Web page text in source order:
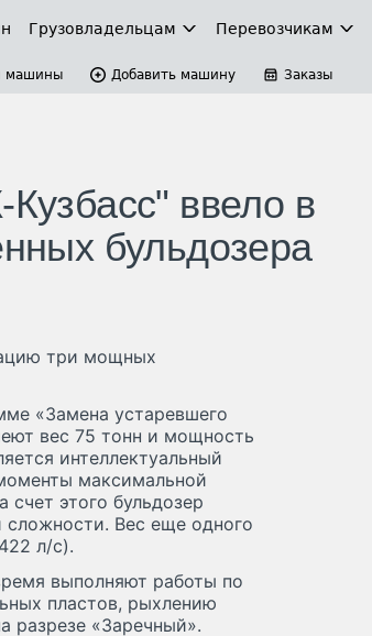
Грузовладельцам Перевозчикам
машины Добавить машину Заказы
ввело в
бульдозера
три мощных
«Замена устаревшего
вес 75 тонн и мощность
интеллектуальный
максимальной
этого бульдозер
Вес еще одного
л/с).
выполняют работы по
пластов, рыхлению
разрезе «Заречный».